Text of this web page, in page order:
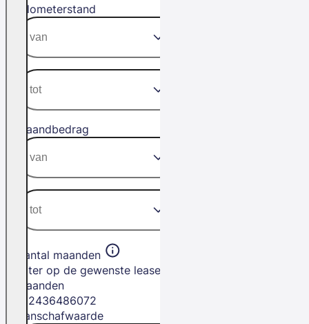
Kilometerstand
Maandbedrag
Aantal maanden
Filter op de gewenste leasetermijn in
maanden
2436486072
Aanschafwaarde